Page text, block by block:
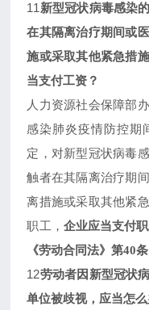
11 新型冠状病毒感染
在其隔离治疗期间或
施或采取其他紧急措
当支付工资？
人力资源社会保障部
感染肺炎疫情防控期
定，对新型冠状病毒
触者在其隔离治疗期
离措施或采取其他紧
职工， 企业应当支付
《劳动合同法》第40
12劳动者因新型冠状
单位被歧视，应当怎